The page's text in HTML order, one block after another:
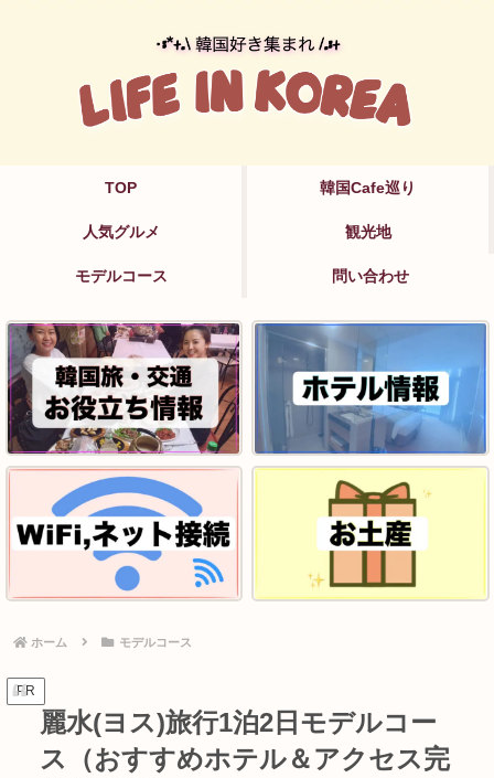
TOP 韓国Cafe巡り
人気グルメ 観光地
モデルコース 問い合わせ
ホーム モデルコース
PR
麗水(ヨス)旅行1泊2日モデルコー
ス（おすすめホテル＆アクセス完